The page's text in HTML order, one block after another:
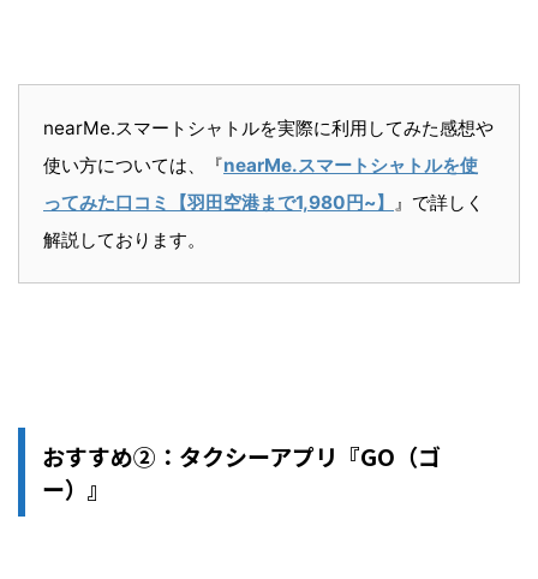
nearMe.スマートシャトルを実際に利用してみた感想や
使い方については、『nearMe.スマートシャトルを使
ってみた口コミ【羽田空港まで1,980円~】
』で詳しく
解説しております。
おすすめ②：タクシーアプリ『GO（ゴ
ー）』